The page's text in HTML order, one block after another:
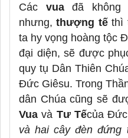
Các vuađã không
nhưng,thượng tếthì
ta hy vọng hoàng tộc
đại diện, sẽ được
quy tụ Dân Thiên
Đức Giêsu. Trong
dân Chúa cũng sẽ
Vua và Tư Tếcủa
và hai cây đèn đứng